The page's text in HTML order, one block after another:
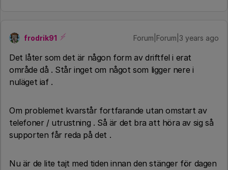
frodrik91 Forum|Forum|3 years ago
Det låter som det är någon form av driftfel i erat
område då . Står inget om något som ligger nere i
nuläget iaf .
Om problemet kvarstår fortfarande utan omstart av
telefoner / utrustning . Så är det bra att höra av sig så
supporten får reda på det .
Nu är de lite tajt med tiden innan den stänger för dagen